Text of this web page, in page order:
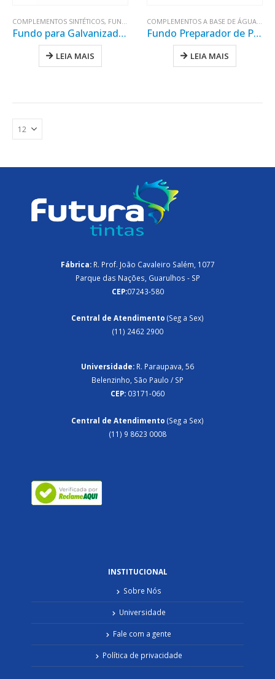
COMPLEMENTOS SINTÉTICOS, FUNDO PARA GALVANIZADOS , FUNDOS,
Fundo para Galvanizados
LEIA MAIS
COMPLEMENTOS A BASE DE ÁGUA
,
Fundo Preparador de Pintura
LEIA MAIS
Fábrica:R. Prof. João Cavaleiro Salém, 1077
Parque das Nações, Guarulhos - SP
CEP:07243-580
Central de Atendimento (Seg a Sex)
(11) 2462 2900
Universidade: R. Paraupava, 56
Belenzinho, São Paulo / SP
CEP: 03171-060
Central de Atendimento (Seg a Sex)
(11) 9 8623 0008
INSTITUCIONAL
Sobre Nós
Universidade
Fale com a gente
Política de privacidade